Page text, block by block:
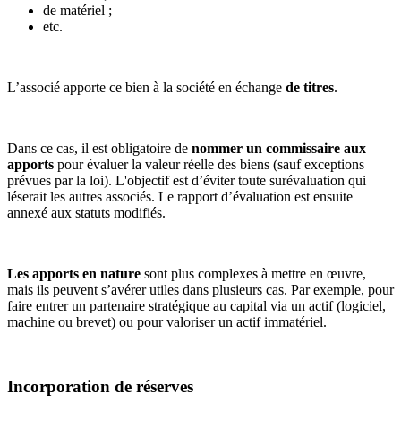
de matériel ;
etc.
L’associé apporte ce bien à la société en échange de titres.
Dans ce cas, il est obligatoire de nommer un commissaire aux
apports pour évaluer la valeur réelle des biens (sauf exceptions
prévues par la loi). L'objectif est d’éviter toute surévaluation qui
léserait les autres associés. Le rapport d’évaluation est ensuite
annexé aux statuts modifiés.
Les apports en nature sont plus complexes à mettre en œuvre,
mais ils peuvent s’avérer utiles dans plusieurs cas. Par exemple, pour
faire entrer un partenaire stratégique au capital via un actif (logiciel,
machine ou brevet) ou pour valoriser un actif immatériel.
Incorporation de réserves